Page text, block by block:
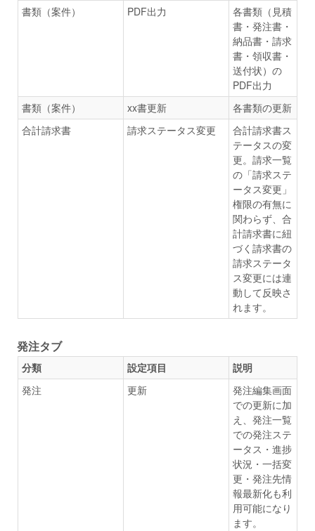
書類（案件）
PDF出力
各書類（見積
書・発注書・
納品書・請求
書・領収書・
送付状）の
PDF出力
書類（案件）
xx書更新
各書類の更新
合計請求書
請求ステータス変更
合計請求書ス
テータスの変
更。請求一覧
の「請求ステ
ータス変更」
権限の有無に
関わらず、合
計請求書に紐
づく請求書の
請求ステータ
ス変更には連
動して反映さ
れます。
発注タブ
分類 設定項目
説明
発注
更新
発注編集画面
での更新に加
え、発注一覧
での発注ステ
ータス・進捗
状況・一括変
更・発注先情
報最新化も利
用可能になり
ます。